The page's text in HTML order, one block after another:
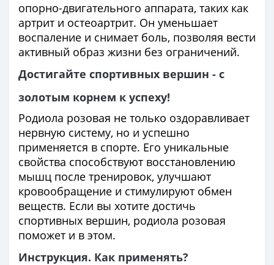
опорно-двигательного аппарата, таких как
артрит и остеоартрит. Он уменьшает
воспаление и снимает боль, позволяя вести
активный образ жизни без ограничений.
Достигайте спортивных вершин - с
золотым корнем к успеху!
Родиола розовая не только оздоравливает
нервную систему, но и успешно
применяется в спорте. Его уникальные
свойства способствуют восстановлению
мышц после тренировок, улучшают
кровообращение и стимулируют обмен
веществ. Если вы хотите достичь
спортивных вершин, родиола розовая
поможет и в этом.
Инструкция. Как применять?